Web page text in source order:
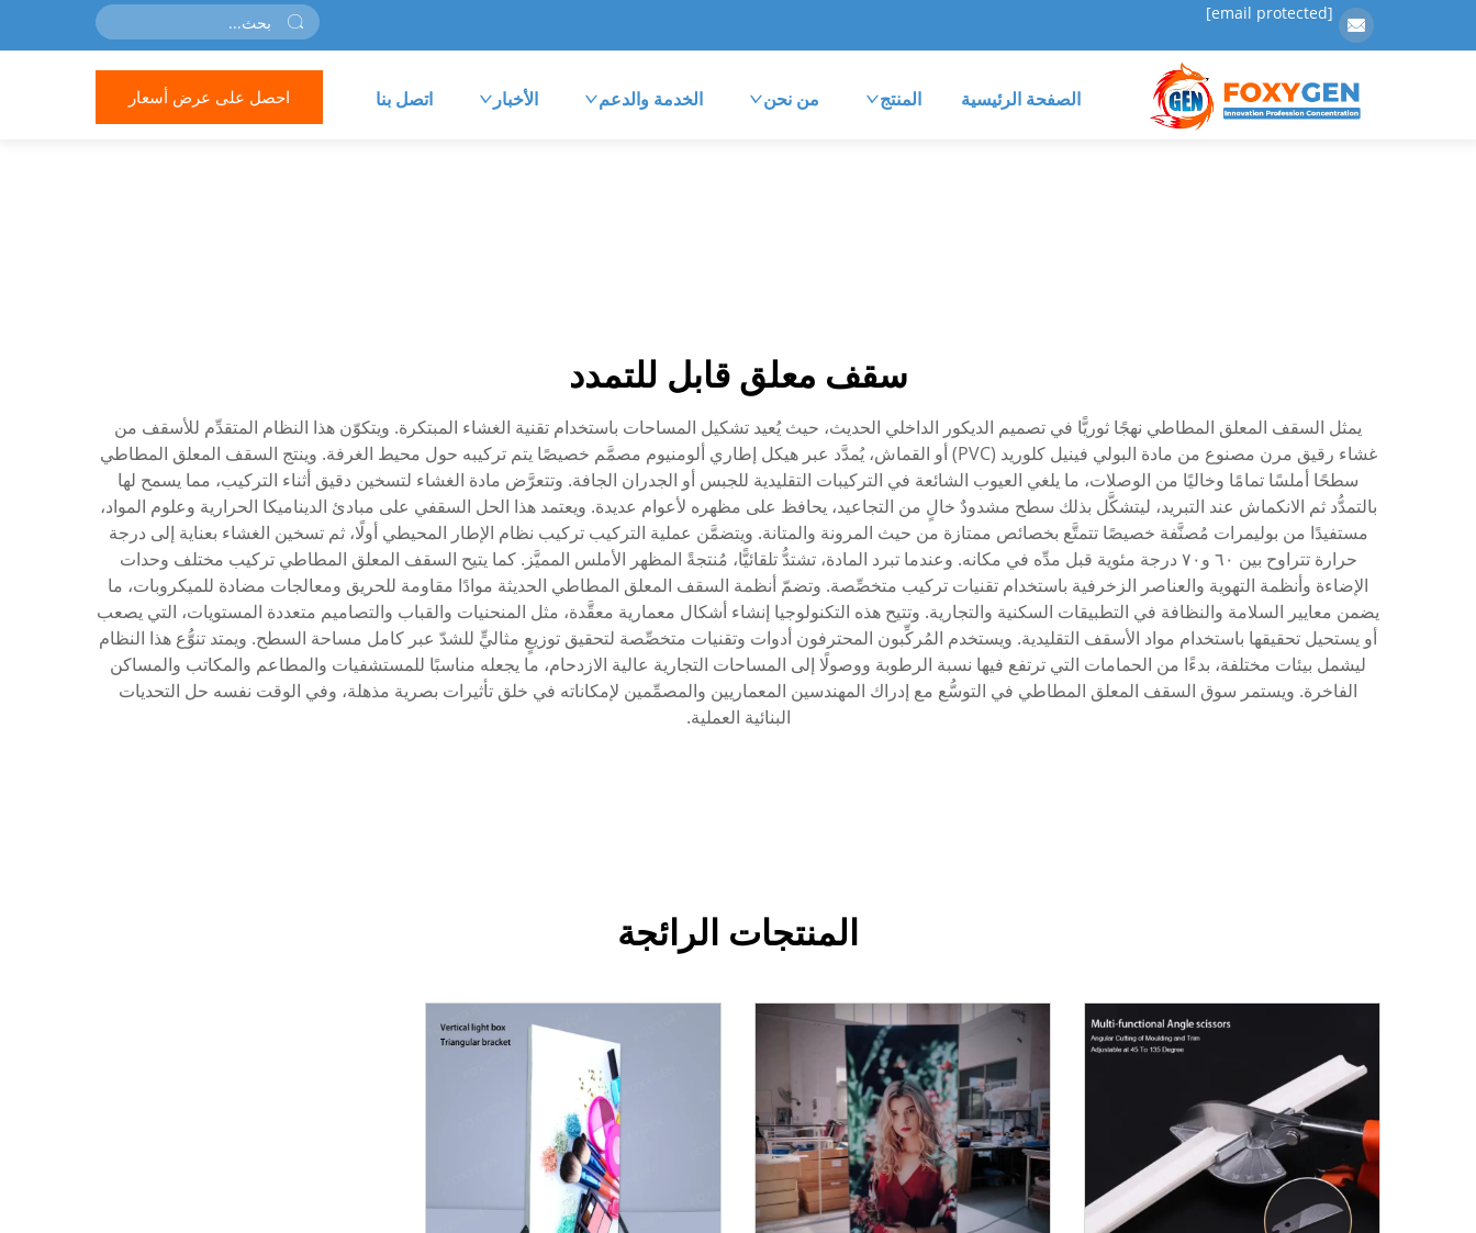
[email protected]
الصفحة الرئيسية المنتج من نحن الخدمة والدعم الأخبار اتصل بنا احصل على عرض أسعار
سقف معلق قابل للتمدد
يمثل السقف المعلق المطاطي نهجًا ثوريًّا في تصميم الديكور الداخلي الحديث، حيث يُعيد تشكيل المساحات باستخدام تقنية الغشاء المبتكرة. ويتكوّن هذا النظام المتقدِّم للأسقف من
غشاء رقيق مرن مصنوع من مادة البولي فينيل كلوريد (PVC) أو القماش، يُمدَّد عبر هيكل إطاري ألومنيوم مصمَّم خصيصًا يتم تركيبه حول محيط الغرفة. وينتج السقف المعلق المطاطي
سطحًا أملسًا تمامًا وخاليًا من الوصلات، ما يلغي العيوب الشائعة في التركيبات التقليدية للجبس أو الجدران الجافة. وتتعرَّض مادة الغشاء لتسخين دقيق أثناء التركيب، مما يسمح لها
بالتمدُّد ثم الانكماش عند التبريد، ليتشكَّل بذلك سطح مشدودٌ خالٍ من التجاعيد، يحافظ على مظهره لأعوام عديدة. ويعتمد هذا الحل السقفي على مبادئ الديناميكا الحرارية وعلوم المواد،
مستفيدًا من بوليمرات مُصنَّفة خصيصًا تتمتَّع بخصائص ممتازة من حيث المرونة والمتانة. ويتضمَّن عملية التركيب تركيب نظام الإطار المحيطي أولًا، ثم تسخين الغشاء بعناية إلى درجة
حرارة تتراوح بين ٦٠ و٧٠ درجة مئوية قبل مدِّه في مكانه. وعندما تبرد المادة، تشتدُّ تلقائيًّا، مُنتجةً المظهر الأملس المميَّز. كما يتيح السقف المعلق المطاطي تركيب مختلف وحدات
الإضاءة وأنظمة التهوية والعناصر الزخرفية باستخدام تقنيات تركيب متخصِّصة. وتضمّ أنظمة السقف المعلق المطاطي الحديثة موادًا مقاومة للحريق ومعالجات مضادة للميكروبات، ما
يضمن معايير السلامة والنظافة في التطبيقات السكنية والتجارية. وتتيح هذه التكنولوجيا إنشاء أشكال معمارية معقَّدة، مثل المنحنيات والقباب والتصاميم متعددة المستويات، التي يصعب
أو يستحيل تحقيقها باستخدام مواد الأسقف التقليدية. ويستخدم المُركِّبون المحترفون أدوات وتقنيات متخصِّصة لتحقيق توزيعٍ مثاليٍّ للشدّ عبر كامل مساحة السطح. ويمتد تنوُّع هذا النظام
ليشمل بيئات مختلفة، بدءًا من الحمامات التي ترتفع فيها نسبة الرطوبة ووصولًا إلى المساحات التجارية عالية الازدحام، ما يجعله مناسبًا للمستشفيات والمطاعم والمكاتب والمساكن
الفاخرة. ويستمر سوق السقف المعلق المطاطي في التوسُّع مع إدراك المهندسين المعماريين والمصمِّمين لإمكاناته في خلق تأثيرات بصرية مذهلة، وفي الوقت نفسه حل التحديات
البنائية العملية.
المنتجات الرائجة